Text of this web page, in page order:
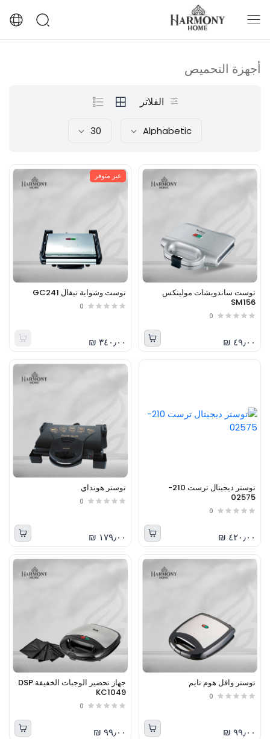
أجهزة التحميص
الفلاتر
Alphabetic
30
توست ساندويشات مولينكس
SM156
0
٤٩٫٠٠ ₪
غير متوفر
توست وشواية تيفال GC241
0
٣٤٠٫٠٠ ₪
توستر ديجيتال ترست 210-
02575
0
٤٢٠٫٠٠ ₪
توستر هونداي
0
١٧٩٫٠٠ ₪
توستر وافل هوم تايم
0
٩٩٫٠٠ ₪
جهاز تحضير الوجبات الخفيفة DSP
KC1049
0
٩٩٫٠٠ ₪